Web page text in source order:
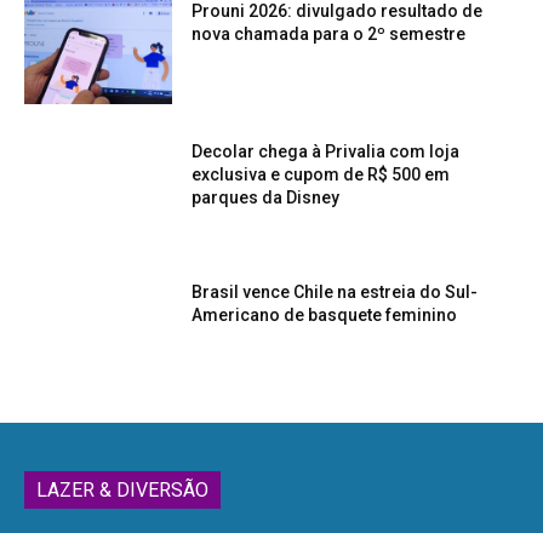
Prouni 2026: divulgado resultado de
nova chamada para o 2º semestre
Decolar chega à Privalia com loja
exclusiva e cupom de R$ 500 em
parques da Disney
Brasil vence Chile na estreia do Sul-
Americano de basquete feminino
LAZER & DIVERSÃO